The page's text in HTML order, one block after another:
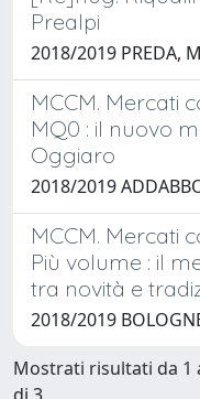
Prealpi
2018/2019 PREDA,
MCCM. Mercati
MQ0 : il nuovo
Oggiaro
2018/2019
MCCM. Mercati
Più volume : il
tra novità e
2018/2019
Mostrati risultati da 1
di 3